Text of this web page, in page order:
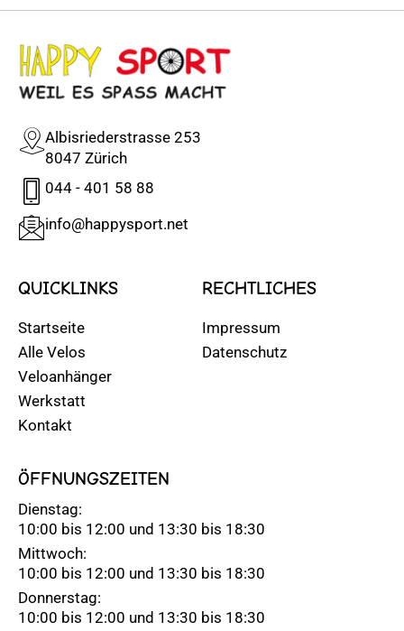
Albisriederstrasse 253
8047 Zürich
044 - 401 58 88
info@happysport.net
QUICKLINKS
Startseite
Alle Velos
Veloanhänger
Werkstatt
Kontakt
RECHTLICHES
Impressum
Datenschutz
ÖFFNUNGSZEITEN
Dienstag:
10:00 bis 12:00 und 13:30 bis 18:30
Mittwoch:
10:00 bis 12:00 und 13:30 bis 18:30
Donnerstag:
10:00 bis 12:00 und 13:30 bis 18:30